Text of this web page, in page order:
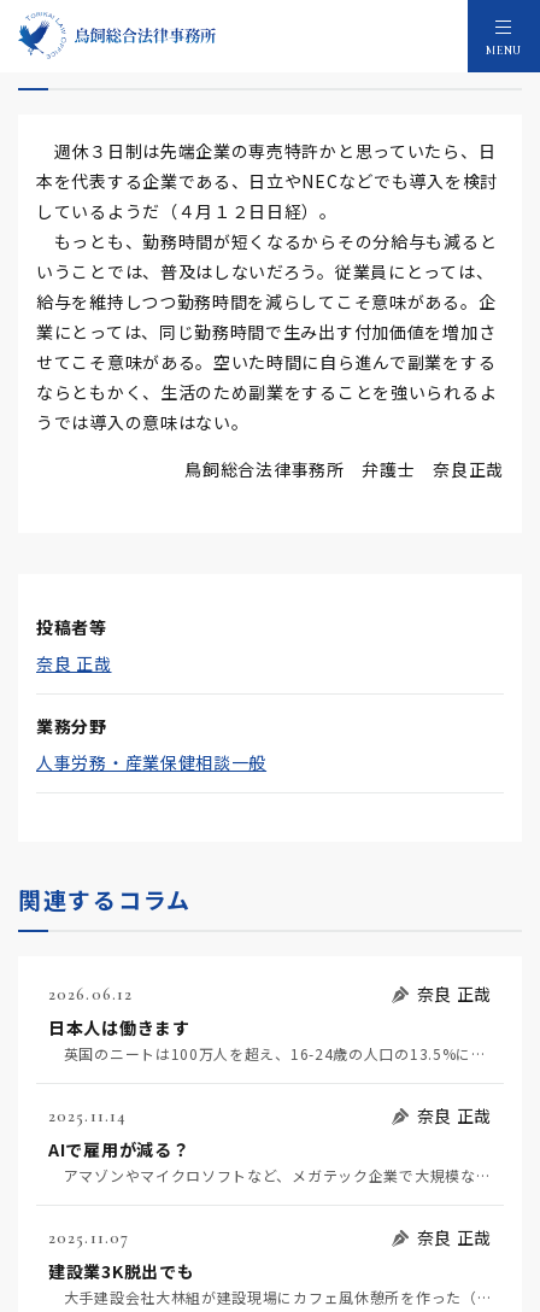
MENU
週休３日制その２
週休３日制は先端企業の専売特許かと思っていたら、日
本を代表する企業である、日立やNECなどでも導入を検討
しているようだ（４月１２日日経）。
もっとも、勤務時間が短くなるからその分給与も減ると
いうことでは、普及はしないだろう。従業員にとっては、
給与を維持しつつ勤務時間を減らしてこそ意味がある。企
業にとっては、同じ勤務時間で生み出す付加価値を増加さ
せてこそ意味がある。空いた時間に自ら進んで副業をする
ならともかく、生活のため副業をすることを強いられるよ
うでは導入の意味はない。
鳥飼総合法律事務所 弁護士 奈良正哉
投稿者等
奈良 正哉
業務分野
人事労務・産業保健相談一般
関連するコラム
2026.06.12
奈良 正哉
日本人は働きます
英国のニートは100万人を超え、16-24歳の人口の13.5%になるそうだ（6月4日日経）。米国で…
2025.11.14
奈良 正哉
AIで雇用が減る？
アマゾンやマイクロソフトなど、メガテック企業で大規模な人員削減が相次いでいる。AIによりエンジニア…
2025.11.07
奈良 正哉
建設業3K脱出でも
大手建設会社大林組が建設現場にカフェ風休憩所を作った（11月6日日経）。建設業界の3K（きつい、汚…